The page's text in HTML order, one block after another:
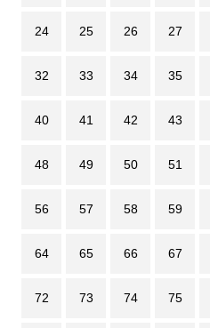
24 25 26 27
32 33 34 35
40 41 42 43
48 49 50 51
56 57 58 59
64 65 66 67
72 73 74 75